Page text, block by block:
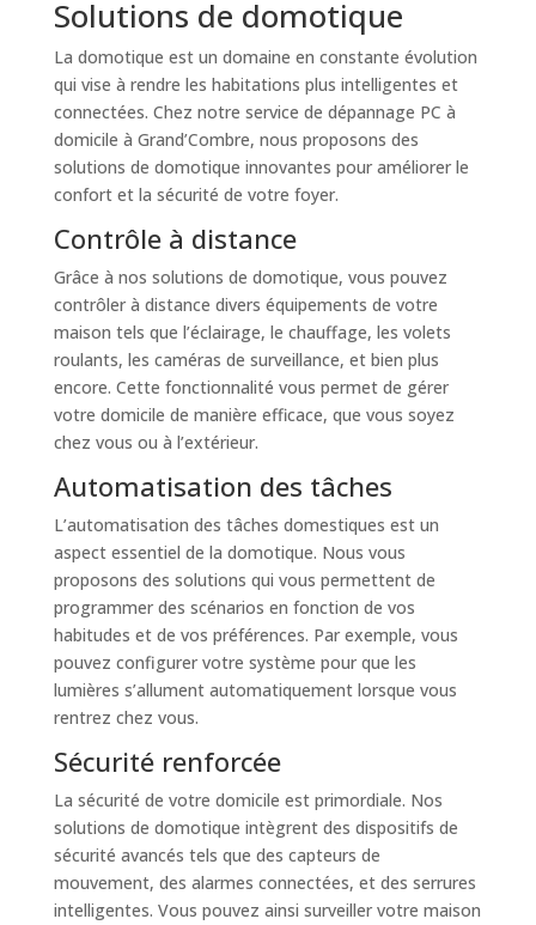
Solutions de domotique
La domotique est un domaine en constante évolution
qui vise à rendre les habitations plus intelligentes et
connectées. Chez notre service de dépannage PC à
domicile à Grand’Combre, nous proposons des
solutions de domotique innovantes pour améliorer le
confort et la sécurité de votre foyer.
Contrôle à distance
Grâce à nos solutions de domotique, vous pouvez
contrôler à distance divers équipements de votre
maison tels que l’éclairage, le chauffage, les volets
roulants, les caméras de surveillance, et bien plus
encore. Cette fonctionnalité vous permet de gérer
votre domicile de manière efficace, que vous soyez
chez vous ou à l’extérieur.
Automatisation des tâches
L’automatisation des tâches domestiques est un
aspect essentiel de la domotique. Nous vous
proposons des solutions qui vous permettent de
programmer des scénarios en fonction de vos
habitudes et de vos préférences. Par exemple, vous
pouvez configurer votre système pour que les
lumières s’allument automatiquement lorsque vous
rentrez chez vous.
Sécurité renforcée
La sécurité de votre domicile est primordiale. Nos
solutions de domotique intègrent des dispositifs de
sécurité avancés tels que des capteurs de
mouvement, des alarmes connectées, et des serrures
intelligentes. Vous pouvez ainsi surveiller votre maison